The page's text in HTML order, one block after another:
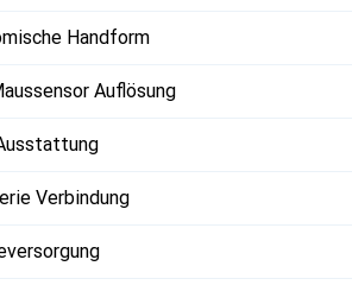
Handform
Auflösung
Verbindung